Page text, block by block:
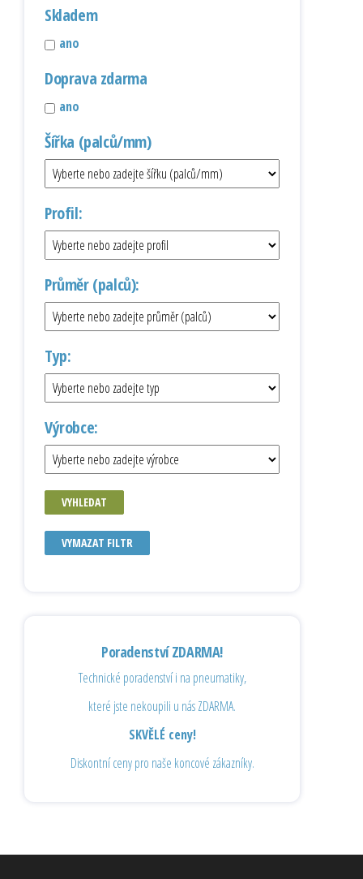
Skladem
ano
Doprava zdarma
ano
Šířka (palců/mm)
Profil:
Průměr (palců):
Typ:
Výrobce:
VYHLEDAT
VYMAZAT FILTR
Poradenství ZDARMA!
Technické poradenství i na pneumatiky,
které jste nekoupili u nás ZDARMA.
SKVĚLÉ ceny!
Diskontní ceny pro naše koncové zákazníky.